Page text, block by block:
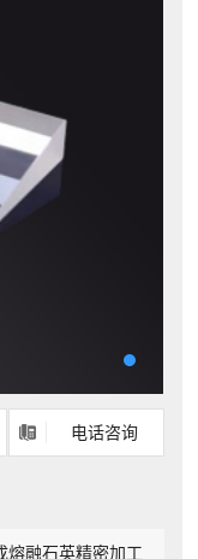
电话咨询
熔融石英精密加工